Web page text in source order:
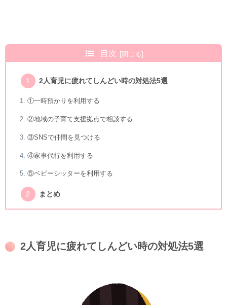
目次
2人育児に疲れてしんどい時の対処法5選
①一時預かりを利用する
②地域の子育て支援拠点で相談する
③SNSで仲間を見つける
④家事代行を利用する
⑤ベビーシッターを利用する
まとめ
2人育児に疲れてしんどい時の対処法5選